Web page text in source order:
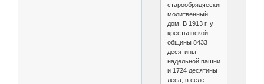
старообрядческий
молитвенный
дом. В 1913 г. у
крестьянской
общины 8433
десятины
надельной пашни
и 1724 десятины
леса, в селе